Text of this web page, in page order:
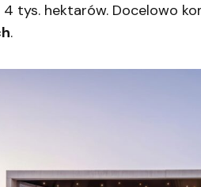
4 tys. hektarów. Docelowo
.